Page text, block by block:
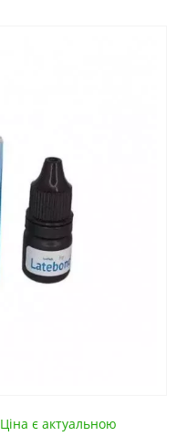
Ціна є актуальною